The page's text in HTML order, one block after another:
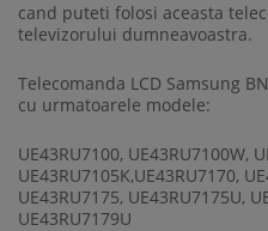
cand puteti folosi aceasta
televizorului dumneavoastra.
Telecomanda LCD Samsung
cu urmatoarele modele:
UE43RU7100, UE43RU7100W,
UE43RU7105K,UE43RU7170,
UE43RU7175, UE43RU7175U,
UE43RU7179U